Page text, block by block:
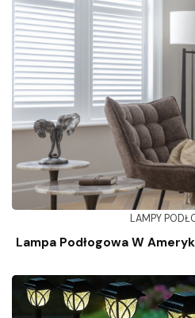
LAMPY
Lampa Podłogowa W